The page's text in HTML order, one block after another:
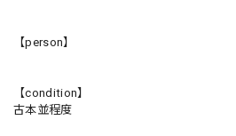
【person】
【condition】
古本並程度